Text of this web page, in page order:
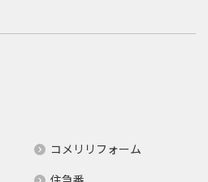
コメリリフォーム